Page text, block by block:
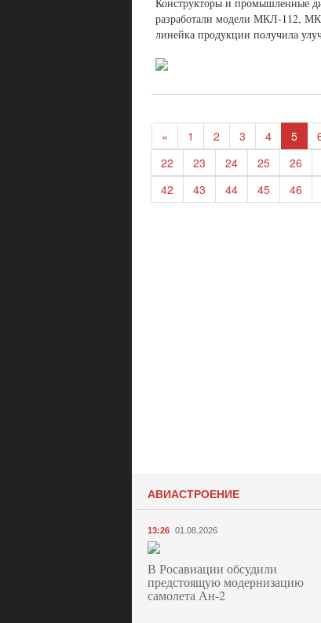
Конструкторы и промышленные
разработали модели МКЛ-112,
линейка продукции получила
« 1 2 3 4 5
22
23 24 25 26
42
43 44 45 46
АВИАСТРОЕНИЕ
13:26 01.08.2026
В Росавиации обсудили
предстоящую модернизацию
самолета Ан-2